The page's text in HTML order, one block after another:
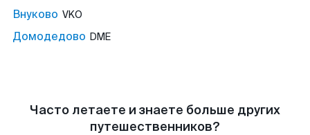
Внуково VKO
Домодедово DME
Часто летаете и знаете больше других
путешественников?